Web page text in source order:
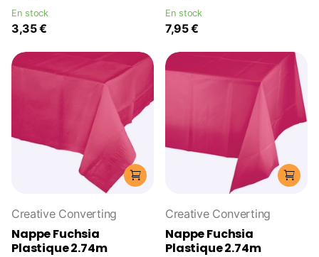
En stock
3,35 €
En stock
7,95 €
Creative Converting
Nappe Fuchsia
Plastique 2.74m
Creative Converting
Nappe Fuchsia
Plastique 2.74m